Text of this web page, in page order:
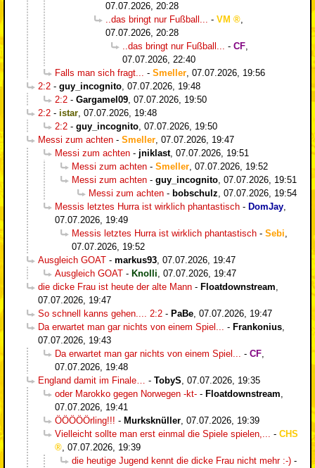
07.07.2026, 20:28
..das bringt nur Fußball... - VM
,
07.07.2026, 20:28
..das bringt nur Fußball... - CF,
07.07.2026, 22:40
Falls man sich fragt... - Smeller, 07.07.2026, 19:56
2:2 - guy_incognito, 07.07.2026, 19:48
2:2 - Gargamel09, 07.07.2026, 19:50
2:2 - istar, 07.07.2026, 19:48
2:2 - guy_incognito, 07.07.2026, 19:50
Messi zum achten - Smeller, 07.07.2026, 19:47
Messi zum achten - jniklast, 07.07.2026, 19:51
Messi zum achten - Smeller, 07.07.2026, 19:52
Messi zum achten - guy_incognito, 07.07.2026, 19:51
Messi zum achten - bobschulz, 07.07.2026, 19:54
Messis letztes Hurra ist wirklich phantastisch - DomJay,
07.07.2026, 19:49
Messis letztes Hurra ist wirklich phantastisch - Sebi,
07.07.2026, 19:52
Ausgleich GOAT - markus93, 07.07.2026, 19:47
Ausgleich GOAT - Knolli, 07.07.2026, 19:47
die dicke Frau ist heute der alte Mann - Floatdownstream,
07.07.2026, 19:47
So schnell kanns gehen.... 2:2 - PaBe, 07.07.2026, 19:47
Da erwartet man gar nichts von einem Spiel... - Frankonius,
07.07.2026, 19:43
Da erwartet man gar nichts von einem Spiel... - CF,
07.07.2026, 19:48
England damit im Finale… - TobyS, 07.07.2026, 19:35
oder Marokko gegen Norwegen -kt- - Floatdownstream,
07.07.2026, 19:41
ÖÖÖÖÖrling!!! - Murksknüller, 07.07.2026, 19:39
Vielleicht sollte man erst einmal die Spiele spielen,... - CHS
, 07.07.2026, 19:39
die heutige Jugend kennt die dicke Frau nicht mehr :-) -